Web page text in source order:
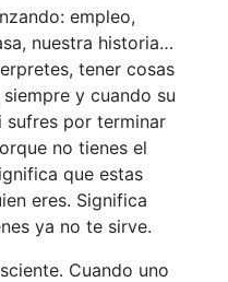
empleo,
nuestra historia…
tener cosas
y cuando su
sufres por terminar
no tienes el
que estas
eres. Significa
ya no te sirve.
Cuando uno